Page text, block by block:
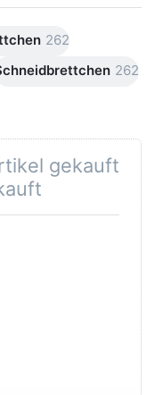
262
262
gekauft